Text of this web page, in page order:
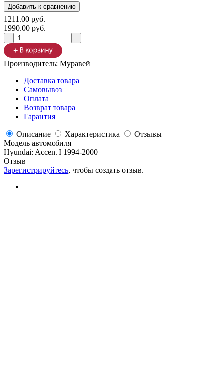
1211.00 руб.
1990.00 руб.
Производитель: Муравей
Доставка товара
Самовывоз
Оплата
Возврат товара
Гарантия
Описание Характеристика
Отзывы
Модель автомобиля
Hyundai: Accent I 1994-2000
Отзыв
Зарегистрируйтесь, чтобы создать отзыв.